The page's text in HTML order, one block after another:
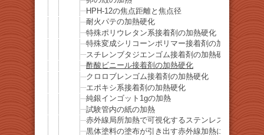
HPH-12の焦点距離と焦点径
耐火パテの加熱硬化
特殊ポリウレタン系接着剤の加熱硬化
特殊変成シリコーンポリマー接着剤の加熱硬化
スチレンブタジエンゴム接着剤の加熱硬化
酢酸ビニール接着剤の加熱硬化
クロロブレンゴム接着剤の加熱硬化
エポキシ系接着剤の加熱硬化
純銀インゴット1gの加熱
試験管内の紙の加熱
赤外線局所加熱で可視化するステンレスネジの熱伝
黒体塗料の塗布が引き出す赤外線加熱によるアル